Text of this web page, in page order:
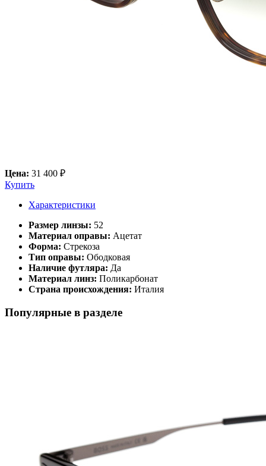
Цена: 31 400 ₽
Купить
Характеристики
Размер линзы: 52
Материал оправы: Ацетат
Форма: Стрекоза
Тип оправы: Ободковая
Наличие футляра: Да
Материал линз: Поликарбонат
Страна происхождения: Италия
Популярные в разделе